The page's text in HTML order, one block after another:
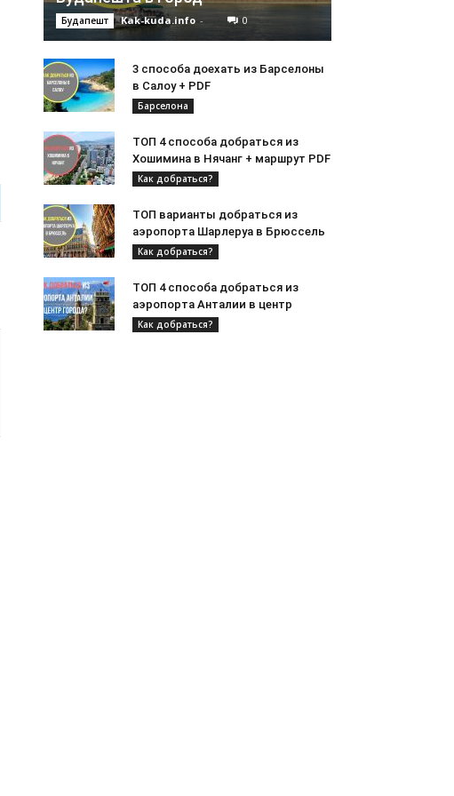
Будапешт Kak-kuda.info - 0
3 способа доехать из Барселоны
в Салоу + PDF
Барселона
ТОП 4 способа добраться из
Хошимина в Нячанг + маршрут PDF
Как добраться?
ТОП варианты добраться из
аэропорта Шарлеруа в Брюссель
Как добраться?
ТОП 4 способа добраться из
аэропорта Анталии в центр
Как добраться?